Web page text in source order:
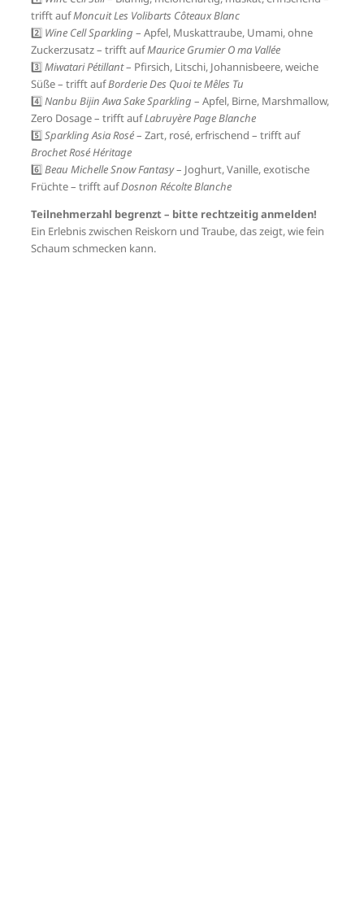
trifft aufMoncuit Les Volibarts Côteaux Blanc
2️⃣ Wine Cell Sparkling – Apfel, Muskattraube, Umami, ohne
Zuckerzusatz – trifft aufMaurice Grumier O ma Vallée
3️⃣Miwatari Pétillant– Pfirsich, Litschi, Johannisbeere, weiche
Süße – trifft aufBorderie Des Quoi te Mêles Tu
4️⃣Nanbu Bijin Awa Sake Sparkling – Apfel, Birne, Marshmallow,
Zero Dosage – trifft aufLabruyère Page Blanche
5️⃣Sparkling Asia Rosé– Zart, rosé, erfrischend – trifft auf
Brochet Rosé Héritage
6️⃣Beau Michelle Snow Fantasy– Joghurt, Vanille, exotische
Früchte – trifft aufDosnon Récolte Blanche
Teilnehmerzahl begrenzt – bitte rechtzeitig anmelden!
Ein Erlebnis zwischen Reiskorn und Traube, das zeigt, wie fein
Schaum schmecken kann.